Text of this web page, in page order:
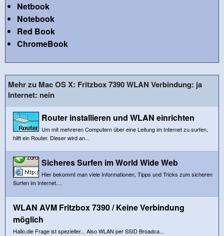
Netbook
Notebook
Red Book
ChromeBook
Mehr zu Mac OS X: Fritzbox 7390 WLAN Verbindung: ja
Internet: nein
Router installieren und WLAN einrichten
Um mit mehreren Computern über eine Leitung im Internet zu surfen,
hilft ein Router. Dieser wird an...
Sicheres Surfen im World Wide Web
Hier bekommt man viele Informationen, Tipps und Tricks zum sicheren
Surfen im Internet....
WLAN AVM Fritzbox 7390 / Keine Verbindung
möglich
Hallo,die Frage ist spezieller... Also WLAN per SSID Broadca...